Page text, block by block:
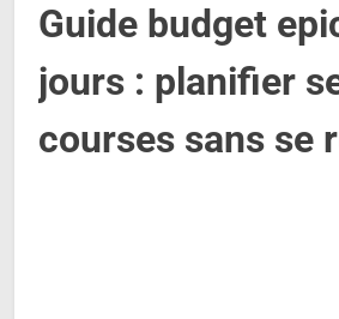
Guide budget
jours : planifier
courses sans se